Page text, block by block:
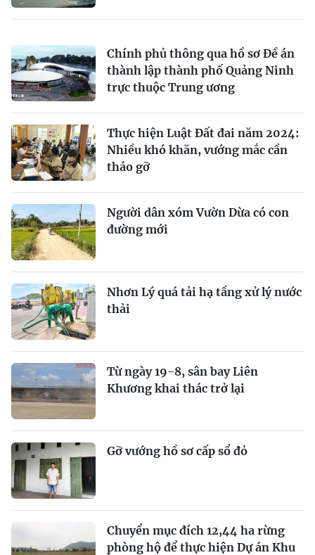
Chính phủ thông qua hồ sơ Đề án
thành lập thành phố Quảng Ninh
trực thuộc Trung ương
Thực hiện Luật Đất đai năm 2024:
Nhiều khó khăn, vướng mắc cần
tháo gỡ
Người dân xóm Vườn Dừa có con
đường mới
Nhơn Lý quá tải hạ tầng xử lý nước
thải
Từ ngày 19-8, sân bay Liên
Khương khai thác trở lại
Gỡ vướng hồ sơ cấp sổ đỏ
Chuyển mục đích 12,44 ha rừng
phòng hộ để thực hiện Dự án Khu